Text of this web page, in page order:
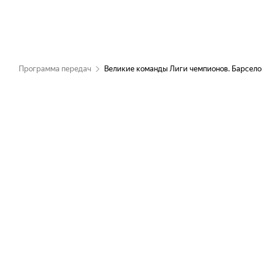
Программа передач Великие команды Лиги чемпионов.